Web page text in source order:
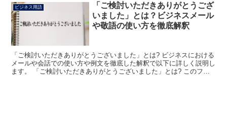
ビジネス用語
「ご検討いただきありがとうござ
いました」とは？ビジネスメール
や敬語の使い方を徹底解釈
「ご検討いただきありがとうございました」とは? ビジネスにおける
メールや会話での使い方や例文を徹底した解釈で以下に詳しく説明し
ます。 「ご検討いただきありがとうございました」とは? このフレ